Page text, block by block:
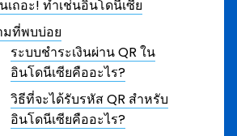
เถอะ! ทำเช่นอินโดนีเซีย
มที่พบบ่อย
ระบบชำระเงินผ่าน QR ใน
อินโดนีเซียคืออะไร?
วิธีที่จะได้รับรหัส QR สำหรับ
อินโดนีเซียคืออะไร?